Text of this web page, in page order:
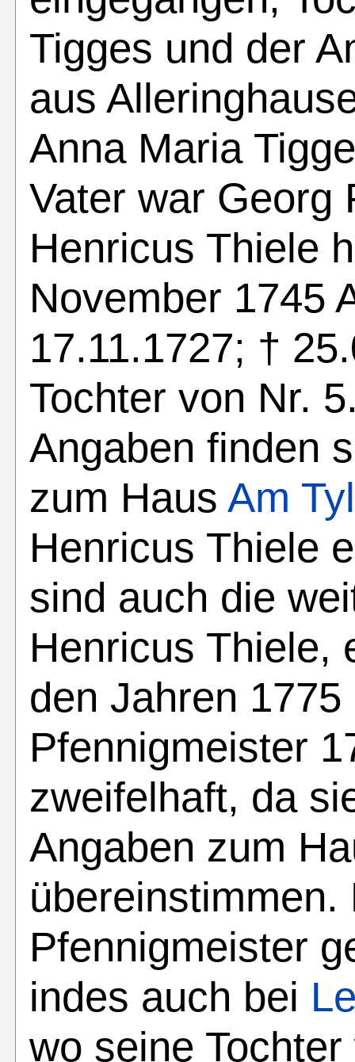
Tigges und der
aus
Anna Maria
Vater war Georg
Henricus Thiele
November 1745
17.11.1727; †
Tochter von Nr.
Angaben finden
zum Haus Am
Henricus Thiele
sind auch die
Henricus Thiele,
den Jahren
Pfennigmeister
zweifelhaft, da
Angaben zum
übereinstimmen.
Pfennigmeister
indes auch bei
wo seine